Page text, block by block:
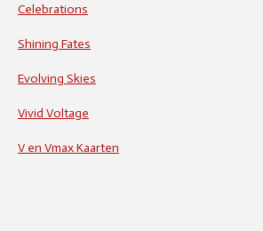
Celebrations
Shining Fates
Evolving Skies
Vivid Voltage
V en Vmax Kaarten